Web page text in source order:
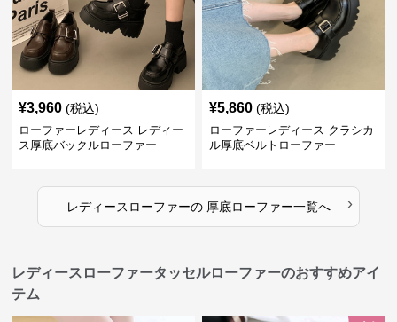
¥3,960 (税込)
ローファーレディース レディー
ス厚底バックルローファー
¥5,860 (税込)
ローファーレディース クラシカ
ル厚底ベルトローファー
レディースローファーの厚底ローファー一覧へ ›
レディースローファータッセルローファーのおすすめアイ
テム